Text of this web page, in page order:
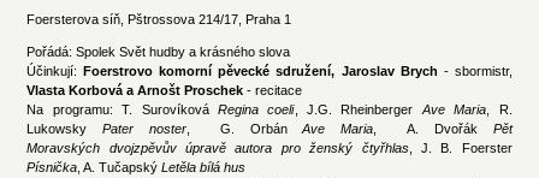
Foersterova síň, Pštrossova 214/17, Praha 1
Pořádá: Spolek Svět hudby a krásného slova
Účinkují:
Foerstrovo komorní pěvecké sdružení, Jaroslav Brych - sbormistr,
Vlasta Korbová a Arnošt Proschek - recitace
Na programu: T. SurovíkováRegina coeli, J.G. Rheinberger Ave Maria , R.
Lukowsky Pater noster, G. OrbánAve Maria, A. Dvořák Pět
Moravských dvojzpěvův úpravě autora pro ženský čtyřhlas, J. B. Foerster
Písnička , A. TučapskýLetěla bílá hus